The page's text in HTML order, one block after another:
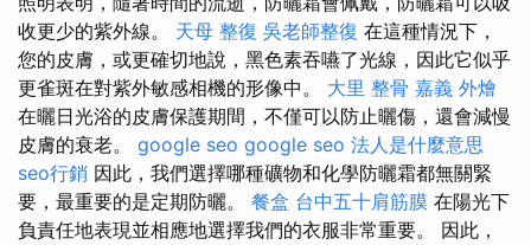
收更少的紫外線。 天母 整復 吳老師整復 在這種情況下，
您的皮膚，或更確切地說，黑色素吞嚥了光線，因此它似乎
更雀斑在對紫外敏感相機的形像中。 大里 整骨 嘉義 外燴
在曬日光浴的皮膚保護期間，不僅可以防止曬傷，還會減慢
皮膚的衰老。 google seo google seo 法人是什麼意思
seo行銷 因此，我們選擇哪種礦物和化學防曬霜都無關緊
要，最重要的是定期防曬。 餐盒 台中五十肩筋膜 在陽光下
負責任地表現並相應地選擇我們的衣服非常重要。 因此，